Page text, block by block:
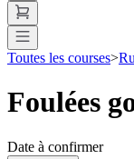
Toutes les courses>
Foulées
Date à confirmer